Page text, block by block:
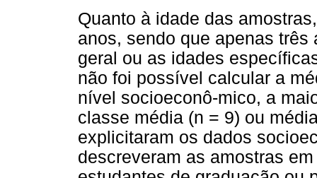
Quanto à idade das
anos, sendo que apenas
geral ou as idades
não foi possível calcular a
nível socioeconô-mico, a
classe média (n = 9) ou
explicitaram os dados
descreveram as amostras